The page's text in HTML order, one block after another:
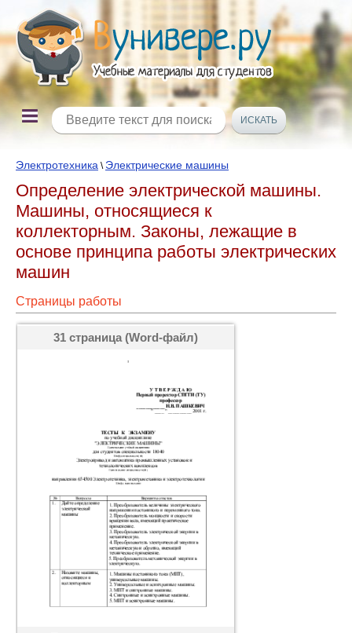
Электротехника \ Электрические машины
Определение электрической машины.
Машины, относящиеся к
коллекторным. Законы, лежащие в
основе принципа работы электрических
машин
Страницы работы
31 страница (Word-файл)